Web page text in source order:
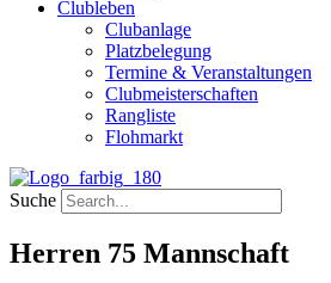
Clubleben
Clubanlage
Platzbelegung
Termine & Veranstaltungen
Clubmeisterschaften
Rangliste
Flohmarkt
Suche
Herren 75 Mannschaft